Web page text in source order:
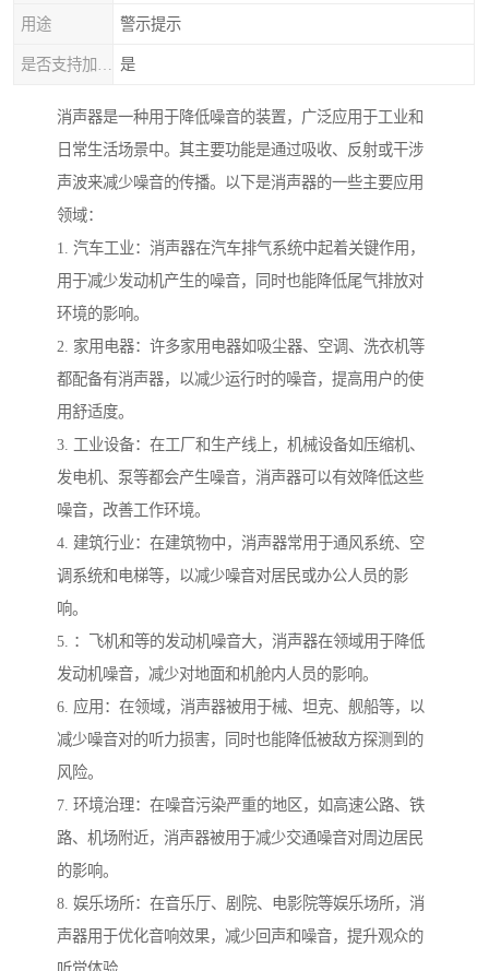
用途 警示提示
是
消声器是一种用于降低噪音的装置，广泛应用于工业和
日常生活场景中。其主要功能是通过吸收、反射或干涉
声波来减少噪音的传播。以下是消声器的一些主要应用
领域：
1. 汽车工业：消声器在汽车排气系统中起着关键作用，
用于减少发动机产生的噪音，同时也能降低尾气排放对
环境的影响。
2. 家用电器：许多家用电器如吸尘器、空调、洗衣机等
都配备有消声器，以减少运行时的噪音，提高用户的使
用舒适度。
3. 工业设备：在工厂和生产线上，机械设备如压缩机、
发电机、泵等都会产生噪音，消声器可以有效降低这些
噪音，改善工作环境。
4. 建筑行业：在建筑物中，消声器常用于通风系统、空
调系统和电梯等，以减少噪音对居民或办公人员的影
响。
5. ：飞机和等的发动机噪音大，消声器在领域用于降低
发动机噪音，减少对地面和机舱内人员的影响。
6. 应用：在领域，消声器被用于械、坦克、舰船等，以
减少噪音对的听力损害，同时也能降低被敌方探测到的
风险。
7. 环境治理：在噪音污染严重的地区，如高速公路、铁
路、机场附近，消声器被用于减少交通噪音对周边居民
的影响。
8. 娱乐场所：在音乐厅、剧院、电影院等娱乐场所，消
声器用于优化音响效果，减少回声和噪音，提升观众的